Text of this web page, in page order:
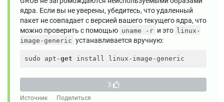
ядра. Если вы не уверены, убедитесь, что удаленный
пакет не совпадает с версией вашего текущего ядра, что
можно проверить с помощью uname -r и это
linux-
image-generic устанавливается вручную:
sudo apt-get
3
Источник
Поделиться